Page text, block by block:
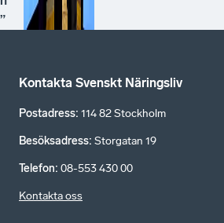
”
Kontakta Svenskt Näringsliv
Postadress: 114 82 Stockholm
Besöksadress: Storgatan 19
Telefon: 08-553 430 00
Kontakta oss